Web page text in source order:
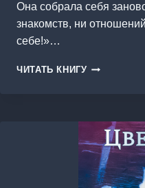
Она собрала себя
знакомств, ни
себе!»…
ЧИТАТЬ КНИГУ НА